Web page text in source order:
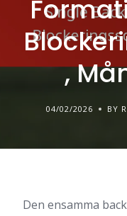
,
04/02/2026 BY
Den ensamma